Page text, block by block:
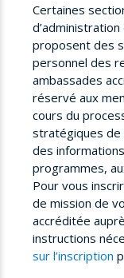
Certaines
proposent des
personnel des
ambassades
réservé aux
cours du
stratégiques de
des
programmes,
Pour vous
de mission de
accréditée
instructions
sur l’inscription